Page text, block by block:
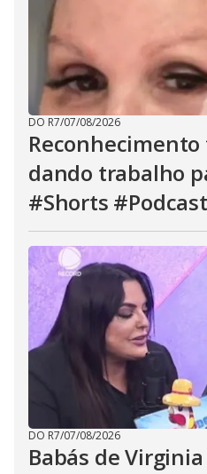
DO R7/07/08/2026
dando trabalho
#Shorts
DO R7/07/08/2026
Babás de